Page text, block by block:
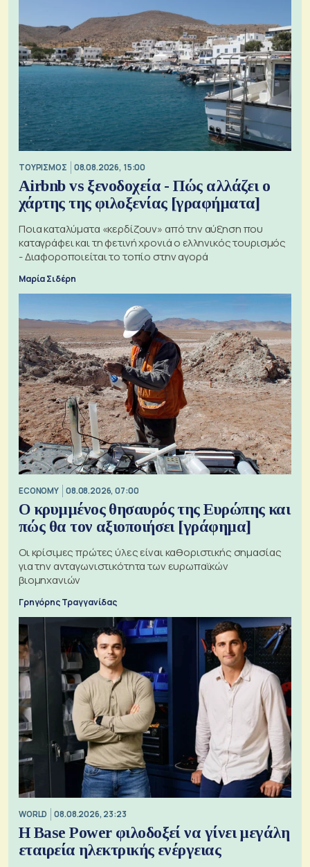
ΤΟΥΡΙΣΜΟΣ 08.08.2026, 15:00
Airbnb vs ξενοδοχεία - Πώς αλλάζει ο
χάρτης της φιλοξενίας [γραφήματα]
Ποια καταλύματα «κερδίζουν» από την αύξηση που
καταγράφει και τη φετινή χρονιά ο ελληνικός τουρισμός
- Διαφοροποιείται το τοπίο στην αγορά
Μαρία Σιδέρη
ECONOMY 08.08.2026, 07:00
Ο κρυμμένος θησαυρός της Ευρώπης και
πώς θα τον αξιοποιήσει [γράφημα]
Οι κρίσιμες πρώτες ύλες είναι καθοριστικής σημασίας
για την ανταγωνιστικότητα των ευρωπαϊκών
βιομηχανιών
Γρηγόρης Τραγγανίδας
WORLD 08.08.2026, 23:23
Η Base Power φιλοδοξεί να γίνει μεγάλη
εταιρεία ηλεκτρικής ενέργειας